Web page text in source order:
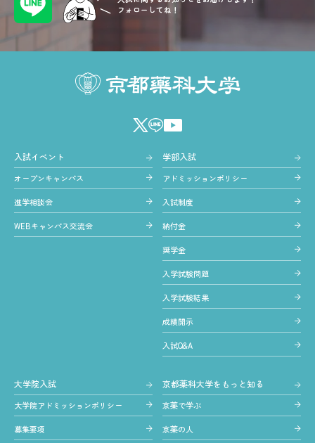
フォローしてね！
入試イベント
オープンキャンパス
進学相談会
WEBキャンパス交流会
学部入試
アドミッションポリシー
入試制度
納付金
奨学金
入学試験問題
入学試験結果
成績開示
入試Q&A
大学院入試
大学院アドミッションポリシー
募集要項
京都薬科大学をもっと知る
京薬で学ぶ
京薬の人